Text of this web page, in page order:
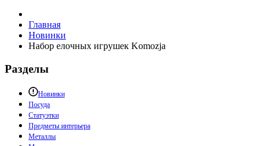
Главная
Новинки
Набор елочных игрушек Komozja
Разделы
Новинки
Посуда
Статуэтки
Предметы интерьера
Металлы